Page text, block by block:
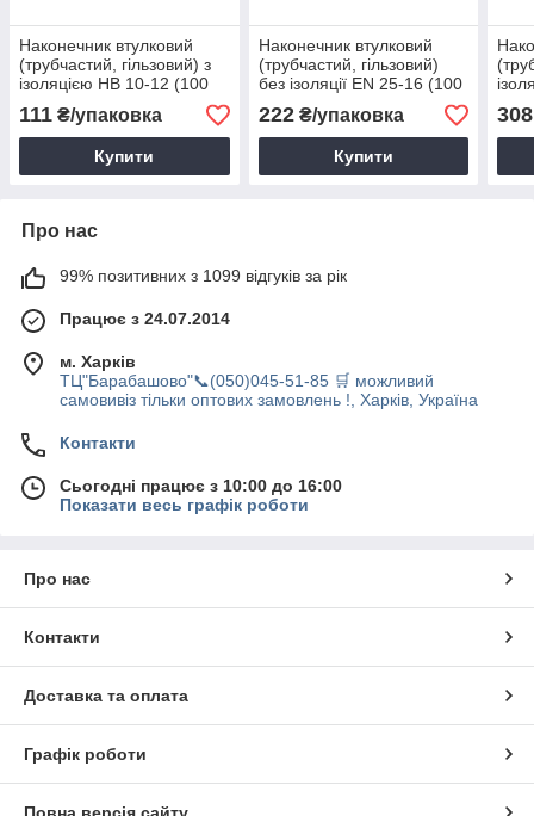
Наконечник втулковий
(трубчастий, гільзовий) з
ізоляцією НВ 10-12 (100
шт.)
111 ₴/упаковка
Купити
Наконечник втулковий
(трубчастий, гільзовий)
без ізоляції EN 25-16 (100
шт.)
222₴/упаковка
Купити
шт.)
308
Про нас
99% позитивних з 1099 відгуків за рік
Працює з 24.07.2014
м. Харків
ТЦ"Барабашово"📞(050)045-51-85 🛒 можливий
самовивіз тільки оптових замовлень !, Харків, Україна
Контакти
Сьогодні працює з 10:00 до 16:00
Показати весь графік роботи
Про нас
Контакти
Доставка та оплата
Графік роботи